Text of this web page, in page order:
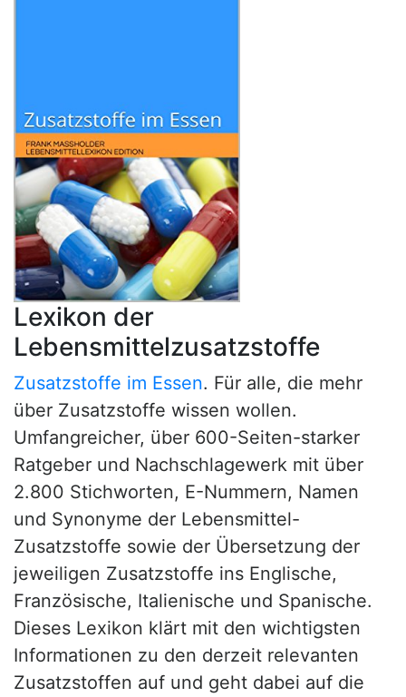
Lexikon der
Lebensmittelzusatzstoffe
Zusatzstoffe im Essen. Für alle, die mehr
über Zusatzstoffe wissen wollen.
Umfangreicher, über 600-Seiten-starker
Ratgeber und Nachschlagewerk mit über
2.800 Stichworten, E-Nummern, Namen
und Synonyme der Lebensmittel-
Zusatzstoffe sowie der Übersetzung der
jeweiligen Zusatzstoffe ins Englische,
Französische, Italienische und Spanische.
Dieses Lexikon klärt mit den wichtigsten
Informationen zu den derzeit relevanten
Zusatzstoffen auf und geht dabei auf die